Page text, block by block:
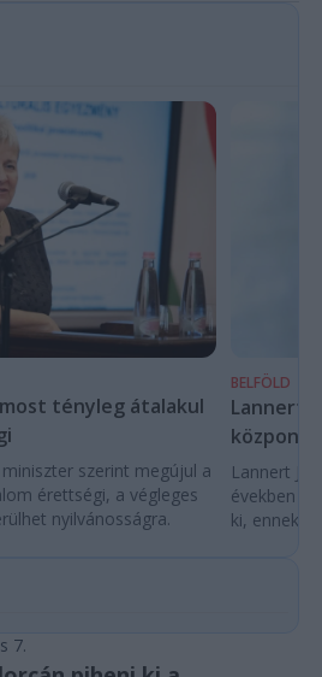
tényleg átalakul
szerint megújul a
érettségi, a végleges
nyilvánosságra.
BELFÖLD
Lannert
Lannert
években
ki, ennek
7.